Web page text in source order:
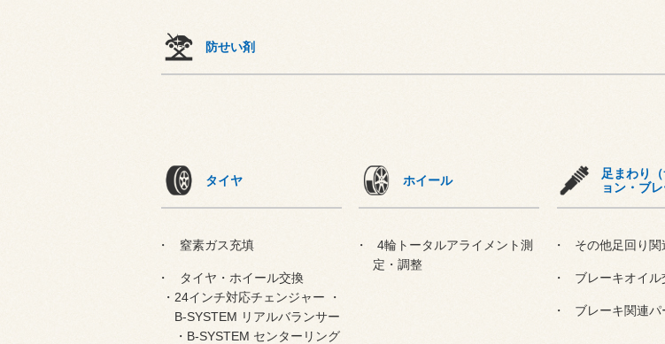
防せい剤
タイヤ
窒素ガス充填
タイヤ・ホイール交換
・24インチ対応チェンジャー ・
B-SYSTEM リアルバランサー
・B-SYSTEM センターリング
ホイール
4輪トータルアライメント測
定・調整
足まわり
ョン・ブレ
その他足回り関
ブレーキオイル
ブレーキ関連パ